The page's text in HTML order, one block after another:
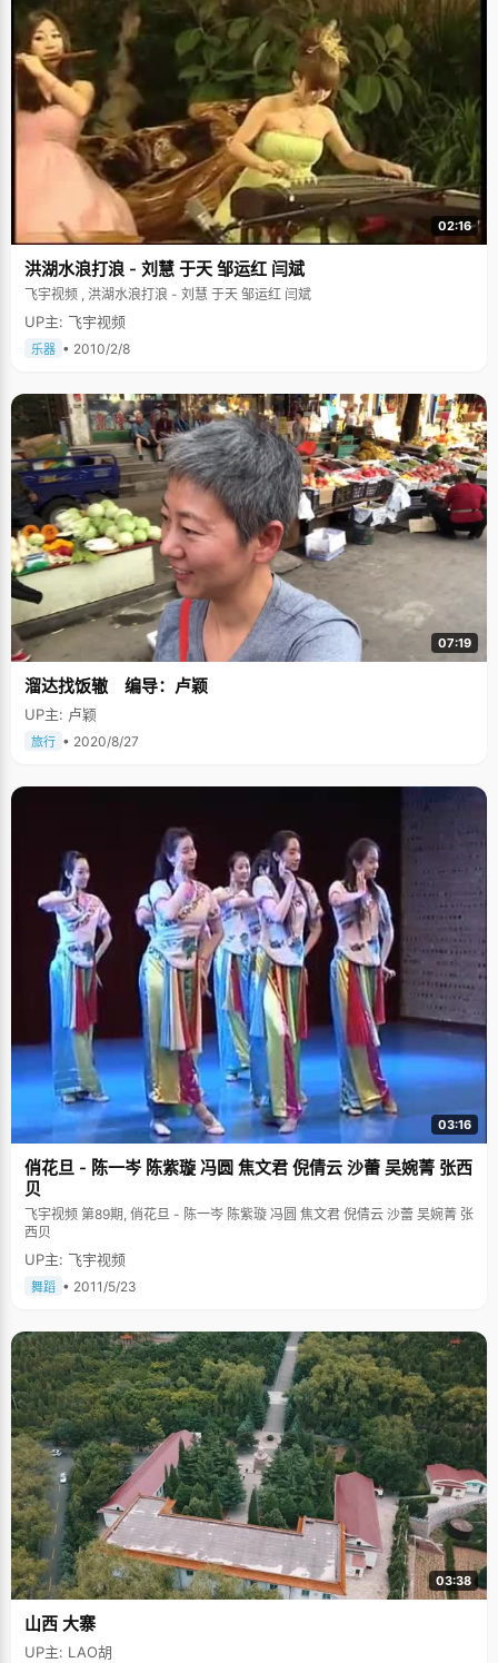
02:16
洪湖水浪打浪 - 刘慧 于天 邹运红 闫斌
飞宇视频 , 洪湖水浪打浪 - 刘慧 于天 邹运红 闫斌
UP主: 飞宇视频
乐器 • 2010/2/8
07:19
溜达找饭辙 编导：卢颖
UP主: 卢颖
旅行 • 2020/8/27
03:16
俏花旦 - 陈一岑 陈紫璇 冯圆 焦文君 倪倩云 沙蕾 吴婉菁 张西
贝
飞宇视频 第89期, 俏花旦 - 陈一岑 陈紫璇 冯圆 焦文君 倪倩云 沙蕾 吴婉菁 张
西贝
UP主: 飞宇视频
舞蹈 • 2011/5/23
03:38
山西 大寨
UP主: LAO胡